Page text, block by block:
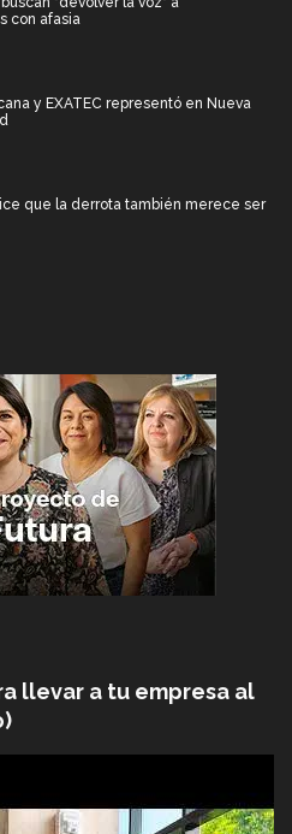
con afasia
y EXATEC representó en Nueva
que la derrota también merece ser
llevar a tu empresa al